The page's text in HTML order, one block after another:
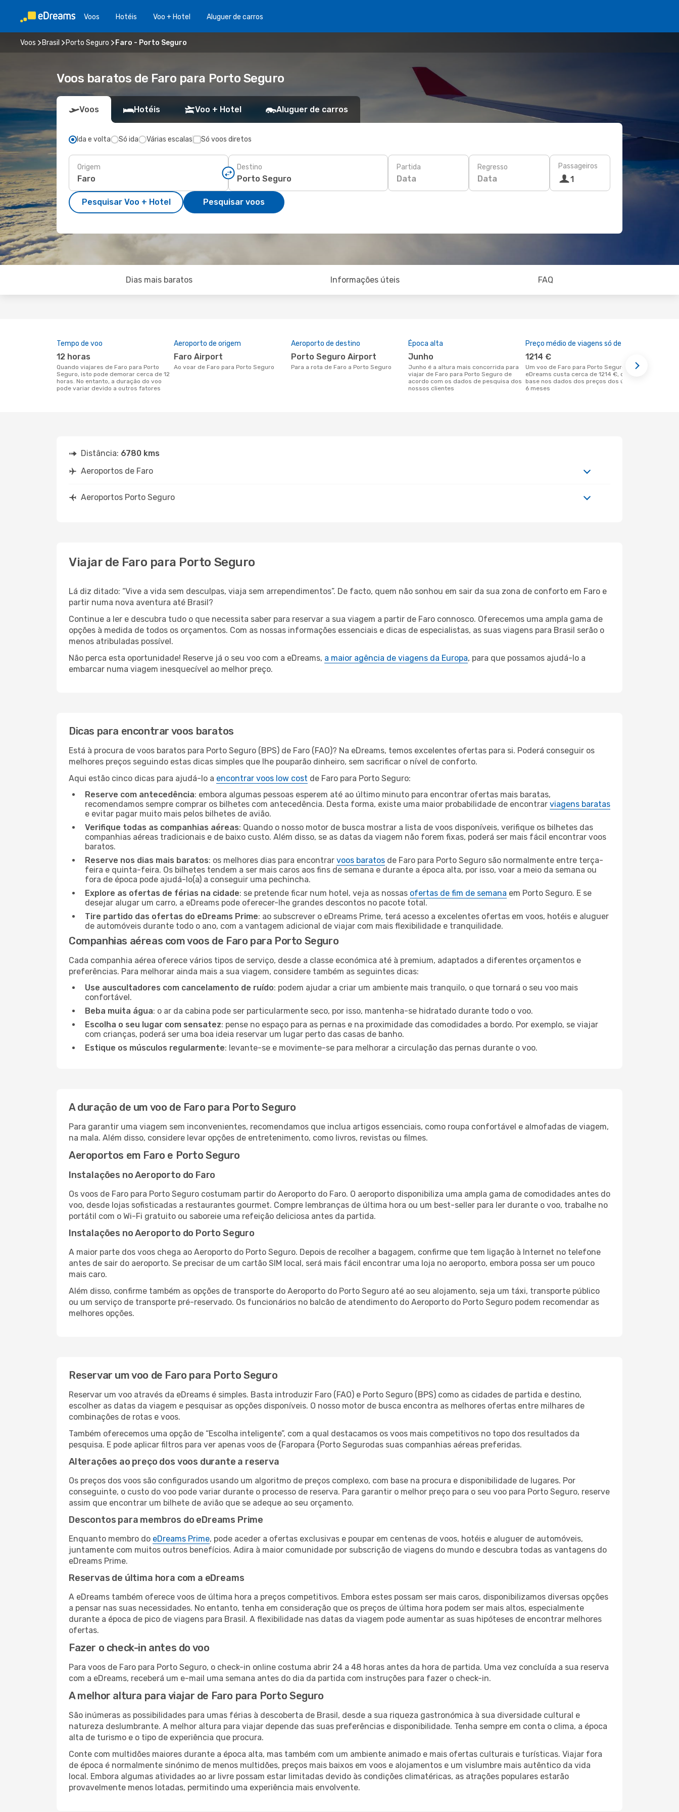
Voos Hotéis Voo + Hotel Aluguer de carros
Voos Brasil Porto Seguro Faro - Porto Seguro
Voos baratos de Faro para Porto Seguro
Voos Hotéis Voo + Hotel Aluguer de carros
Ida e volta Só ida Várias escalas Só voos diretos
Origem Destino Partida
Data
Regresso
Data
Passageiros
1
Pesquisar Voo + Hotel Pesquisar voos
Dias mais baratos Informações úteis FAQ
Tempo de voo
12 horas
Quando viajares de Faro para Porto
Seguro, isto pode demorar cerca de 12
horas. No entanto, a duração do voo
pode variar devido a outros fatores
Aeroporto de origem
Faro Airport
Ao voar de Faro para Porto Seguro
Aeroporto de destino
Porto Seguro Airport
Para a rota de Faro a Porto Seguro
Época alta
junho
junho é a altura mais concorrida para
viajar de Faro para Porto Seguro de
acordo com os dados de pesquisa dos
nossos clientes
Preço médio de viagens só de ida
1214 €
Um voo de Faro para Porto Seguro na
eDreams custa cerca de 1214 €, com
base nos dados dos preços dos últimos
6 meses
Distância: 6780 kms
Aeroportos de Faro
Aeroportos Porto Seguro
Viajar de Faro para Porto Seguro
Lá diz ditado: “Vive a vida sem desculpas, viaja sem arrependimentos”. De facto, quem não sonhou em sair da sua zona de conforto em Faro e
partir numa nova aventura até Brasil?
Continue a ler e descubra tudo o que necessita saber para reservar a sua viagem a partir de Faro connosco. Oferecemos uma ampla gama de
opções à medida de todos os orçamentos. Com as nossas informações essenciais e dicas de especialistas, as suas viagens para Brasil serão o
menos atribuladas possível.
Não perca esta oportunidade! Reserve já o seu voo com a eDreams, a maior agência de viagens da Europa, para que possamos ajudá-lo a
embarcar numa viagem inesquecível ao melhor preço.
Dicas para encontrar voos baratos
Está à procura de voos baratos para Porto Seguro (BPS) de Faro (FAO)? Na eDreams, temos excelentes ofertas para si. Poderá conseguir os
melhores preços seguindo estas dicas simples que lhe pouparão dinheiro, sem sacrificar o nível de conforto.
Aqui estão cinco dicas para ajudá-lo a encontrar voos low cost de Faro para Porto Seguro:
Reserve com antecedência: embora algumas pessoas esperem até ao último minuto para encontrar ofertas mais baratas,
recomendamos sempre comprar os bilhetes com antecedência. Desta forma, existe uma maior probabilidade de encontrar viagens baratas
e evitar pagar muito mais pelos bilhetes de avião.
Verifique todas as companhias aéreas: Quando o nosso motor de busca mostrar a lista de voos disponíveis, verifique os bilhetes das
companhias aéreas tradicionais e de baixo custo. Além disso, se as datas da viagem não forem fixas, poderá ser mais fácil encontrar voos
baratos.
Reserve nos dias mais baratos: os melhores dias para encontrar voos baratos de Faro para Porto Seguro são normalmente entre terça-
feira e quinta-feira. Os bilhetes tendem a ser mais caros aos fins de semana e durante a época alta, por isso, voar a meio da semana ou
fora de época pode ajudá-lo(a) a conseguir uma pechincha.
Explore as ofertas de férias na cidade: se pretende ficar num hotel, veja as nossas ofertas de fim de semana em Porto Seguro. E se
desejar alugar um carro, a eDreams pode oferecer-lhe grandes descontos no pacote total.
Tire partido das ofertas do eDreams Prime: ao subscrever o eDreams Prime, terá acesso a excelentes ofertas em voos, hotéis e aluguer
de automóveis durante todo o ano, com a vantagem adicional de viajar com mais flexibilidade e tranquilidade.
Companhias aéreas com voos de Faro para Porto Seguro
Cada companhia aérea oferece vários tipos de serviço, desde a classe económica até à premium, adaptados a diferentes orçamentos e
preferências. Para melhorar ainda mais a sua viagem, considere também as seguintes dicas:
Use auscultadores com cancelamento de ruído: podem ajudar a criar um ambiente mais tranquilo, o que tornará o seu voo mais
confortável.
Beba muita água: o ar da cabina pode ser particularmente seco, por isso, mantenha-se hidratado durante todo o voo.
Escolha o seu lugar com sensatez: pense no espaço para as pernas e na proximidade das comodidades a bordo. Por exemplo, se viajar
com crianças, poderá ser uma boa ideia reservar um lugar perto das casas de banho.
Estique os músculos regularmente: levante-se e movimente-se para melhorar a circulação das pernas durante o voo.
A duração de um voo de Faro para Porto Seguro
Para garantir uma viagem sem inconvenientes, recomendamos que inclua artigos essenciais, como roupa confortável e almofadas de viagem,
na mala. Além disso, considere levar opções de entretenimento, como livros, revistas ou filmes.
Aeroportos em Faro e Porto Seguro
Instalações no Aeroporto do Faro
Os voos de Faro para Porto Seguro costumam partir do Aeroporto do Faro. O aeroporto disponibiliza uma ampla gama de comodidades antes do
voo, desde lojas sofisticadas a restaurantes gourmet. Compre lembranças de última hora ou um best-seller para ler durante o voo, trabalhe no
portátil com o Wi-Fi gratuito ou saboreie uma refeição deliciosa antes da partida.
Instalações no Aeroporto do Porto Seguro
A maior parte dos voos chega ao Aeroporto do Porto Seguro. Depois de recolher a bagagem, confirme que tem ligação à Internet no telefone
antes de sair do aeroporto. Se precisar de um cartão SIM local, será mais fácil encontrar uma loja no aeroporto, embora possa ser um pouco
mais caro.
Além disso, confirme também as opções de transporte do Aeroporto do Porto Seguro até ao seu alojamento, seja um táxi, transporte público
ou um serviço de transporte pré-reservado. Os funcionários no balcão de atendimento do Aeroporto do Porto Seguro podem recomendar as
melhores opções.
Reservar um voo de Faro para Porto Seguro
Reservar um voo através da eDreams é simples. Basta introduzir Faro (FAO) e Porto Seguro (BPS) como as cidades de partida e destino,
escolher as datas da viagem e pesquisar as opções disponíveis. O nosso motor de busca encontra as melhores ofertas entre milhares de
combinações de rotas e voos.
Também oferecemos uma opção de “Escolha inteligente”, com a qual destacamos os voos mais competitivos no topo dos resultados da
pesquisa. E pode aplicar filtros para ver apenas voos de {Faropara {Porto Segurodas suas companhias aéreas preferidas.
Alterações ao preço dos voos durante a reserva
Os preços dos voos são configurados usando um algoritmo de preços complexo, com base na procura e disponibilidade de lugares. Por
conseguinte, o custo do voo pode variar durante o processo de reserva. Para garantir o melhor preço para o seu voo para Porto Seguro, reserve
assim que encontrar um bilhete de avião que se adeque ao seu orçamento.
Descontos para membros do eDreams Prime
Enquanto membro do eDreams Prime, pode aceder a ofertas exclusivas e poupar em centenas de voos, hotéis e aluguer de automóveis,
juntamente com muitos outros benefícios. Adira à maior comunidade por subscrição de viagens do mundo e descubra todas as vantagens do
eDreams Prime.
Reservas de última hora com a eDreams
A eDreams também oferece voos de última hora a preços competitivos. Embora estes possam ser mais caros, disponibilizamos diversas opções
a pensar nas suas necessidades. No entanto, tenha em consideração que os preços de última hora podem ser mais altos, especialmente
durante a época de pico de viagens para Brasil. A flexibilidade nas datas da viagem pode aumentar as suas hipóteses de encontrar melhores
ofertas.
Fazer o check-in antes do voo
Para voos de Faro para Porto Seguro, o check-in online costuma abrir 24 a 48 horas antes da hora de partida. Uma vez concluída a sua reserva
com a eDreams, receberá um e-mail uma semana antes do dia da partida com instruções para fazer o check-in.
A melhor altura para viajar de Faro para Porto Seguro
São inúmeras as possibilidades para umas férias à descoberta de Brasil, desde a sua riqueza gastronómica à sua diversidade cultural e
natureza deslumbrante. A melhor altura para viajar depende das suas preferências e disponibilidade. Tenha sempre em conta o clima, a época
alta de turismo e o tipo de experiência que procura.
Conte com multidões maiores durante a época alta, mas também com um ambiente animado e mais ofertas culturais e turísticas. Viajar fora
de época é normalmente sinónimo de menos multidões, preços mais baixos em voos e alojamentos e um vislumbre mais autêntico da vida
local. Embora algumas atividades ao ar livre possam estar limitadas devido às condições climatéricas, as atrações populares estarão
provavelmente menos lotadas, permitindo uma experiência mais envolvente.